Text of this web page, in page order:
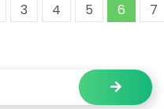
3 4 5 6 7